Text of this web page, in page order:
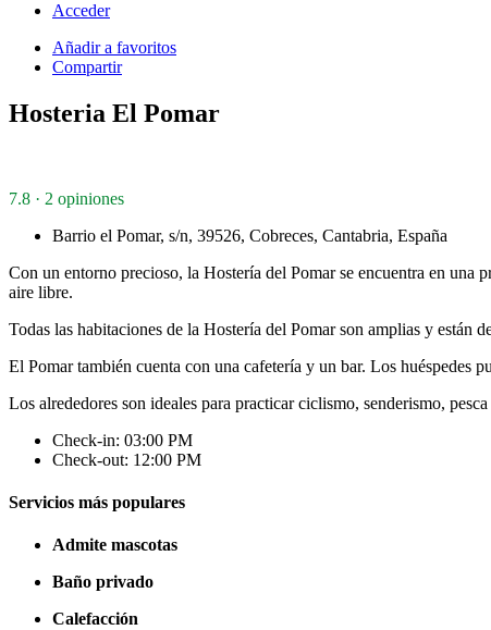
Acceder
Añadir a favoritos
Compartir
Hosteria El Pomar
7.8 · 2 opiniones
Barrio el Pomar, s/n, 39526, Cobreces, Cantabria, España
Con un entorno precioso, la Hostería del Pomar se encuentra en una
aire libre.
Todas las habitaciones de la Hostería del Pomar son amplias y
El Pomar también cuenta con una cafetería y un bar. Los huéspedes
Los alrededores son ideales para practicar ciclismo, senderismo,
Check-in: 03:00 PM
Check-out: 12:00 PM
Servicios más populares
Admite mascotas
Baño privado
Calefacción